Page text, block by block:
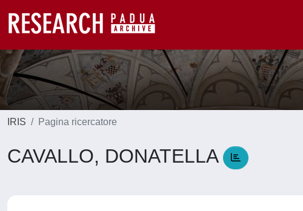
IRIS Pagina ricercatore
CAVALLO, DONATELLA